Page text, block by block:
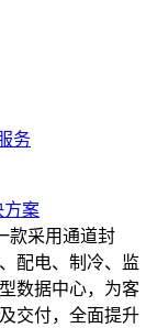
务
方案
款采用通道封
配电、制冷、监
数据中心，为客
交付，全面提升